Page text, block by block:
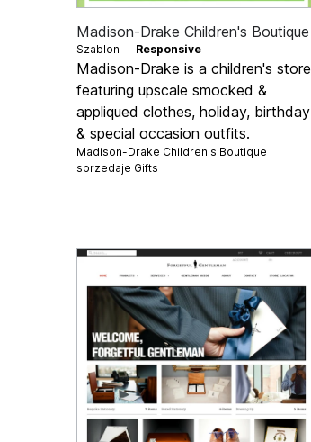
Madison-Drake Children's Boutique
Szablon — Responsive
Madison-Drake is a children's store
featuring upscale smocked &
appliqued clothes, holiday, birthday
& special occasion outfits.
Madison-Drake Children's Boutique
sprzedaje Gifts